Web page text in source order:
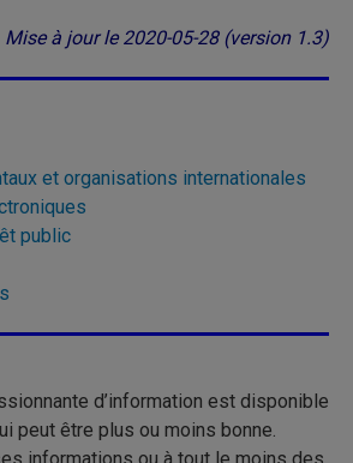
Mise à jour le 2020-05-28 (version 1.3)
et organisations internationales
public
d’information est disponible
peut être plus ou moins bonne.